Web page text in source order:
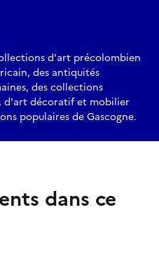
d'art précolombien
des antiquités
des collections
d'art décoratif et mobilier
populaires de Gascogne.
dans ce